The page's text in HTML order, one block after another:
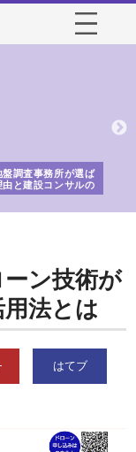
盤調査事務所が選ば
由と建設コンサルの
ン技術が
法とは
はてブ